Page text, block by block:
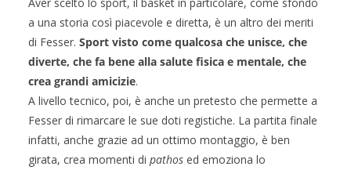
a una storia così piacevole e diretta, è un altro dei meriti
di Fesser. Sport visto come qualcosa che unisce, che
diverte, che fa bene alla salute fisica e mentale, che
crea grandi amicizie.
A livello tecnico, poi, è anche un pretesto che permette a
Fesser di rimarcare le sue doti registiche. La partita finale
infatti, anche grazie ad un ottimo montaggio, è ben
girata, crea momenti di pathos ed emoziona lo